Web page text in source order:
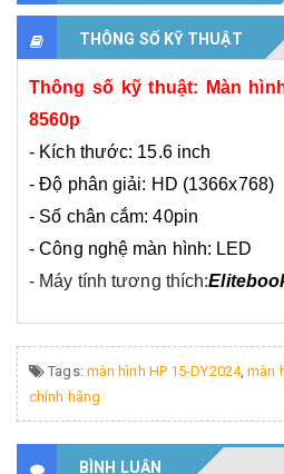
THÔNG SỐ KỸ THUẬT
Thông số kỹ thuật: Màn
8560p
- Kích thước: 15.6 inch
- Độ phân giải: HD (1366x768)
- Số chân cắm: 40pin
- Công nghệ màn hình: LED
- Máy tính tương thích:
Tags: màn hình HP 15-DY2024,màn
chính hãng
BÌNH LUẬN